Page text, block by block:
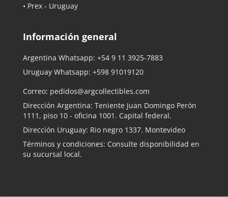
• Prex - Uruguay
Información general
Argentina Whatsapp: +54 9 11 3925-7883
Uruguay Whatsapp: +598 91019120
Correo: pedidos@argcollectibles.com
Dirección Argentina: Teniente Juan Domingo Perón
1111, piso 10 - oficina 1001. Capital federal.
Dirección Uruguay: Rio negro 1337. Montevideo
Términos y condiciones: Consulte disponibilidad en
su sucursal local.